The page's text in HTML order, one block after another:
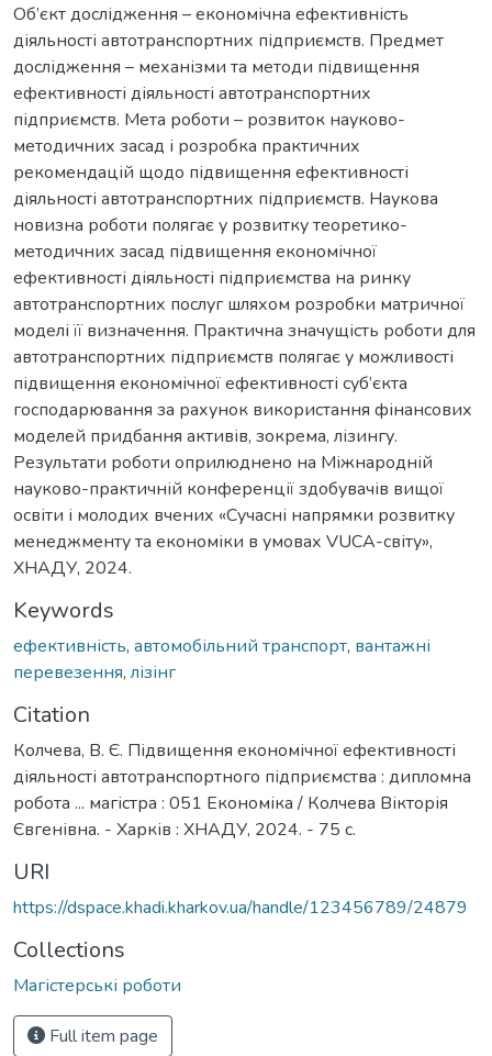
Об’єкт дослідження – економічна ефективність
діяльності автотранспортних підприємств. Предмет
дослідження – механізми та методи підвищення
ефективності діяльності автотранспортних
підприємств. Мета роботи – розвиток науково-
методичних засад і розробка практичних
рекомендацій щодо підвищення ефективності
діяльності автотранспортних підприємств. Наукова
новизна роботи полягає у розвитку теоретико-
методичних засад підвищення економічної
ефективності діяльності підприємства на ринку
автотранспортних послуг шляхом розробки матричної
моделі її визначення. Практична значущість роботи для
автотранспортних підприємств полягає у можливості
підвищення економічної ефективності суб’єкта
господарювання за рахунок використання фінансових
моделей придбання активів, зокрема, лізингу.
Результати роботи оприлюднено на Міжнародній
науково-практичній конференції здобувачів вищої
освіти і молодих вчених «Сучасні напрямки розвитку
менеджменту та економіки в умовах VUCA-світу»,
ХНАДУ, 2024.
Keywords
ефективність, автомобільний транспорт, вантажні
перевезення, лізінг
Citation
Колчева, В. Є. Підвищення економічної ефективності
діяльності автотранспортного підприємства : дипломна
робота ... магістра : 051 Економіка / Колчева Вікторія
Євгенівна. - Харків : ХНАДУ, 2024. - 75 с.
URI
https://dspace.khadi.kharkov.ua/handle/123456789/24879
Collections
Магістерські роботи
Full item page